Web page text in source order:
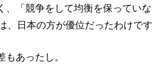
、「競争をして均衡を保ってい
、日本の方が優位だったわけです
もあったし。